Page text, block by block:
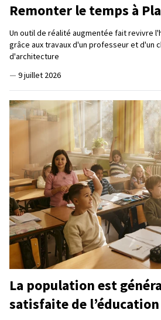
Remonter le temps à
Un outil de réalité augmentée fait revivre
grâce aux travaux d'un professeur et d'un
d'architecture
— 9 juillet 2026
La population est
satisfaite de l’éducation